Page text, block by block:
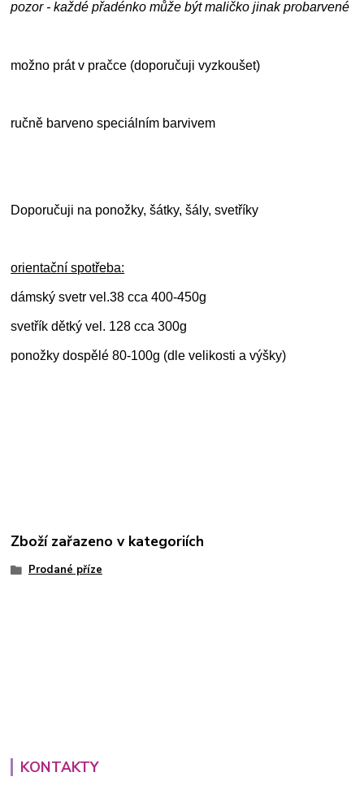
pozor - každé přadénko může být maličko jinak probarvené
možno prát v pračce (doporučuji vyzkoušet)
ručně barveno speciálním barvivem
Doporučuji na ponožky, šátky, šály, svetříky
orientační spotřeba:
dámský svetr vel.38 cca 400-450g
svetřík dětký vel. 128 cca 300g
ponožky dospělé 80-100g (dle velikosti a výšky)
Zboží zařazeno v kategoriích
Prodané příze
KONTAKTY